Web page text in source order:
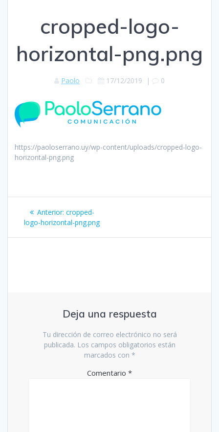
cropped-logo-
horizontal-png.png
Paolo 17/12/2019 | 0
https://paoloserrano.uy/wp-content/uploads/cropped-logo-
horizontal-png.png
Navegación
de
Anterior: Entrada
anterior:
cropped-
logo-horizontal-png.png
Deja una respuesta
Tu dirección de correo electrónico no será
publicada. Los campos obligatorios están
marcados con *
Comentario *